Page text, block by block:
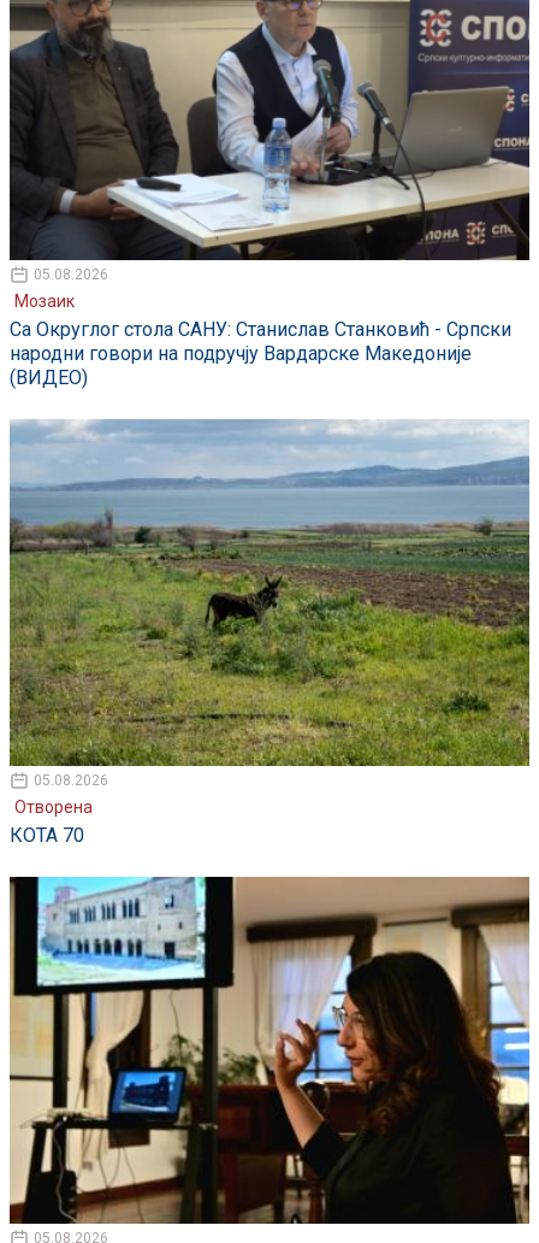
05.08.2026
Мозаик
Са Округлог стола САНУ: Станислав Станковић - Српски
народни говори на подручју Вардарске Македоније
(ВИДЕО)
05.08.2026
Отворена
КОТА 70
05.08.2026